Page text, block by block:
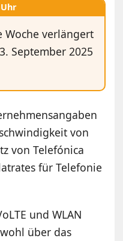
Uhr
Woche verlängert
September 2025
von
von Telefónica
für Telefonie
und WLAN
über das